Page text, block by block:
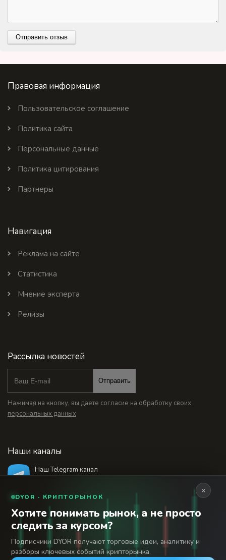
Правовая информация
Пользовательское соглашение
Политика сайта
Персональные данные
Политика цитирования
Партнеры
Навигация
Реклама на сайте
Статистика
Мнение эксперта
Релизы
Рассылка новостей
Отправить
Нажимая на кнопку, вы даете согласие на обработку своих
персональных данных
Наши каналы
Наш Telegram канал
18+
© 2026 Финансовый интернет-портал «Банки
Сегодня». Используя сайт BanksToday.net вы
Сетевое издание «Банки Сегодня» зарегистрировано
×
DYOR · КРИПТОРЫНОК
Хотите понимать рынок, а не просто
следить за курсом?
Подписчики DYOR получают торговые идеи, аналитику и
разборы ключевых событий крипторынка.